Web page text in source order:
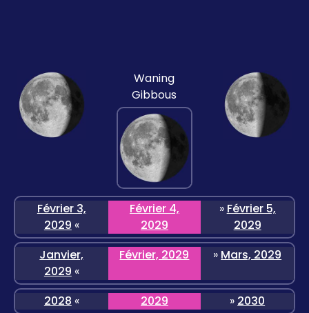
Waning
Gibbous
Février 3,
2029 «
Février 4,
2029
» Février 5,
2029
Janvier,
2029 «
Février, 2029 » Mars, 2029
2028 « 2029 » 2030